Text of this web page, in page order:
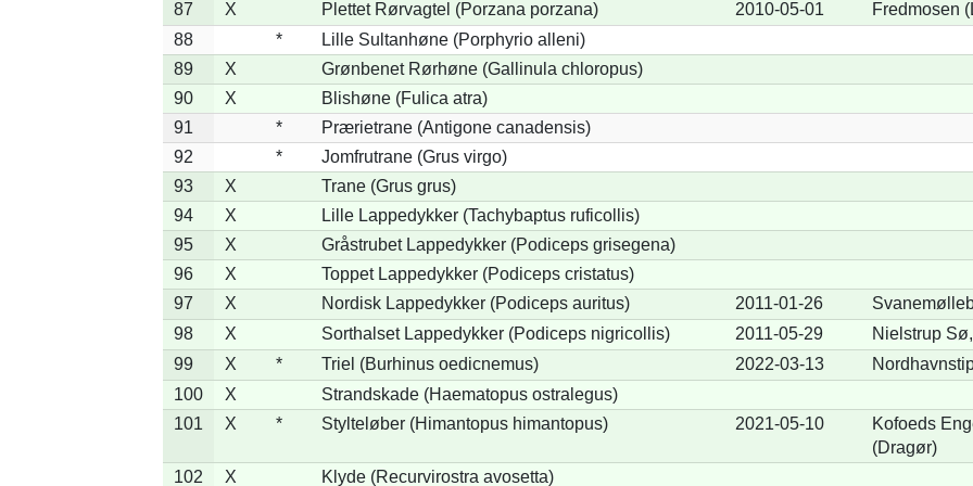
87 X Plettet Rørvagtel (Porzana porzana) 2010-05-01
Fredmosen
88
*
Lille Sultanhøne (Porphyrio alleni)
89
X
Grønbenet Rørhøne (Gallinula chloropus)
90
X
Blishøne (Fulica atra)
91
*
Prærietrane (Antigone canadensis)
92
*
Jomfrutrane (Grus virgo)
93
X
Trane (Grus grus)
94
X
Lille Lappedykker (Tachybaptus ruficollis)
95
X
Gråstrubet Lappedykker (Podiceps grisegena)
96
X
Toppet Lappedykker (Podiceps cristatus)
97
X Nordisk Lappedykker (Podiceps auritus) 2011-01-26
98
X Sorthalset Lappedykker (Podiceps nigricollis) 2011-05-29
Nielstrup
99
X * Triel (Burhinus oedicnemus) 2022-03-13
100
X
Strandskade (Haematopus ostralegus)
101
X * Stylteløber (Himantopus himantopus) 2021-05-10
Kofoeds
(Dragør)
102
X Klyde (Recurvirostra avosetta)